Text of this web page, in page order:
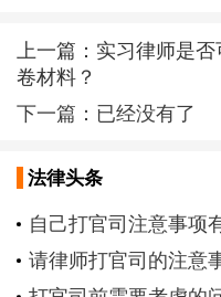
上一篇： 实习律师是
卷材料？
下一篇：已经没有了
法律头条
自己打官司注意事项
请律师打官司的注意